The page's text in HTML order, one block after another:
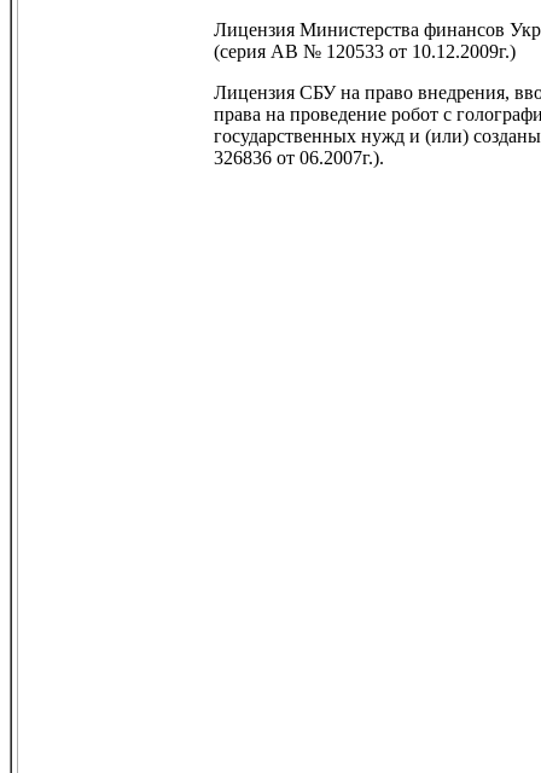
Лицензия Министерства финансов
(серия АВ № 120533 от 10.12.2009г.)
Лицензия СБУ на право внедрения,
права на проведение робот с
государственных нужд и (или)
326836 от 06.2007г.).